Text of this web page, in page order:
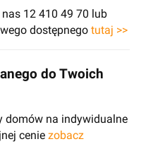
12 410 49 70 lub
dostępnego tutaj >>
do Twoich
domów na indywidualne
cenie zobacz